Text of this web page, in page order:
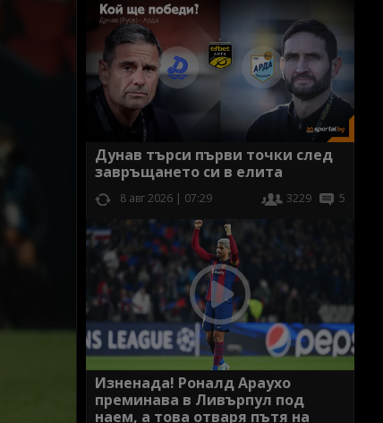
Дунав търси първи точки след
завръщането си в елита
8 авг 2026 | 07:29 3229 5
Изненада! Роналд Араухо
преминава в Ливърпул под
наем, а това отваря пътя на